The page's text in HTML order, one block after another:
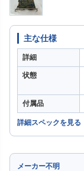
主な仕様
詳細
状態
付属品
詳細スペックを見る
メーカー不明